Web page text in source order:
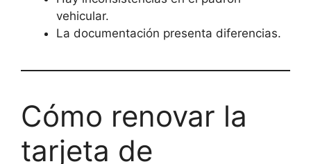
vehicular.
La documentación presenta diferencias.
Cómo renovar la
tarjeta de